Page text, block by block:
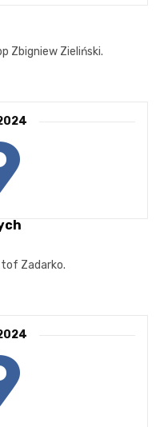
Zbigniew Zieliński.
Zadarko.